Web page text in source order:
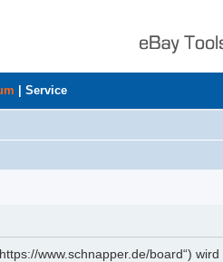
Service
www.schnapper.de/board“)